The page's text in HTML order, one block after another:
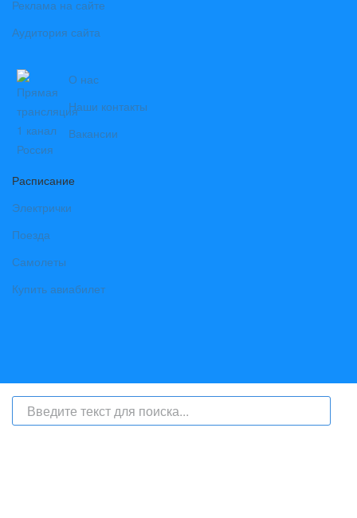
Реклама на сайте
Аудитория сайта
О нас
Наши контакты
Вакансии
Расписание
Электрички
Поезда
Самолеты
Купить авиабилет